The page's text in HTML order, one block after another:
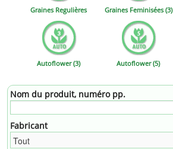
Graines Regulières Graines Feminisées (3)
Autoflower (3) Autoflower (5)
Nom du produit, numéro pp.
Fabricant